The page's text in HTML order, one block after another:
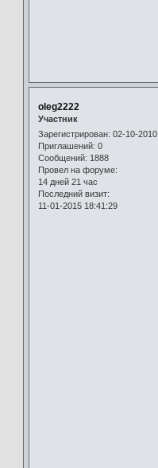
oleg2222
Участник
Зарегистрирован: 02-10-2010
Приглашений: 0
Сообщений: 1888
Провел на форуме:
14 дней 21 час
Последний визит:
11-01-2015 18:41:29